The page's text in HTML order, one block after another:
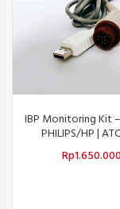
IBP Monitoring Kit
PHILIPS/HP |
Rp1.650.000